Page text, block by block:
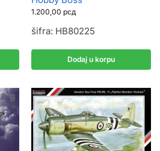
1.200,00 рсд
šifra: HB80225
Dodaj u korpu